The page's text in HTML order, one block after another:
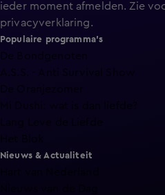
ieder moment afmelden. Zie
privacyverklaring.
Populaire programma's
De Bondgenoten
A.S.S. - Anti Survival Show
De Oranjezomer
Mi Dushi: wat is dan liefde?
Nieuws & Actualiteit